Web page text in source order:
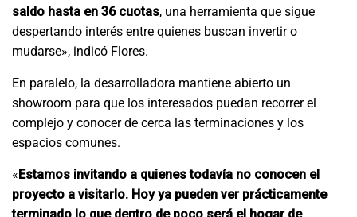
saldo hasta en 36 cuotas, una herramienta que sigue
despertando interés entre quienes buscan invertir o
mudarse», indicó Flores.
En paralelo, la desarrolladora mantiene abierto un
showroom para que los interesados puedan recorrer el
complejo y conocer de cerca las terminaciones y los
espacios comunes.
«Estamos invitando a quienes todavía no conocen el
proyecto a visitarlo. Hoy ya pueden ver prácticamente